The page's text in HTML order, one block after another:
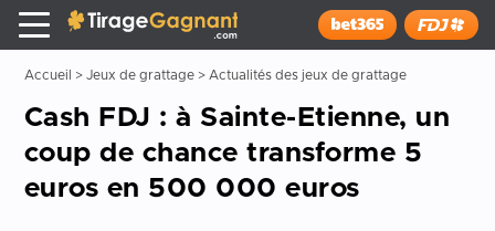
x
Tirage Gagnant
Installer
Accueil > Jeux de grattage> Actualités des jeux de grattage
Cash FDJ : à Sainte-Etienne, un
coup de chance transforme 5
euros en 500 000 euros